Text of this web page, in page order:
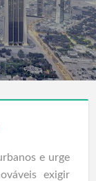
e urge
exigir